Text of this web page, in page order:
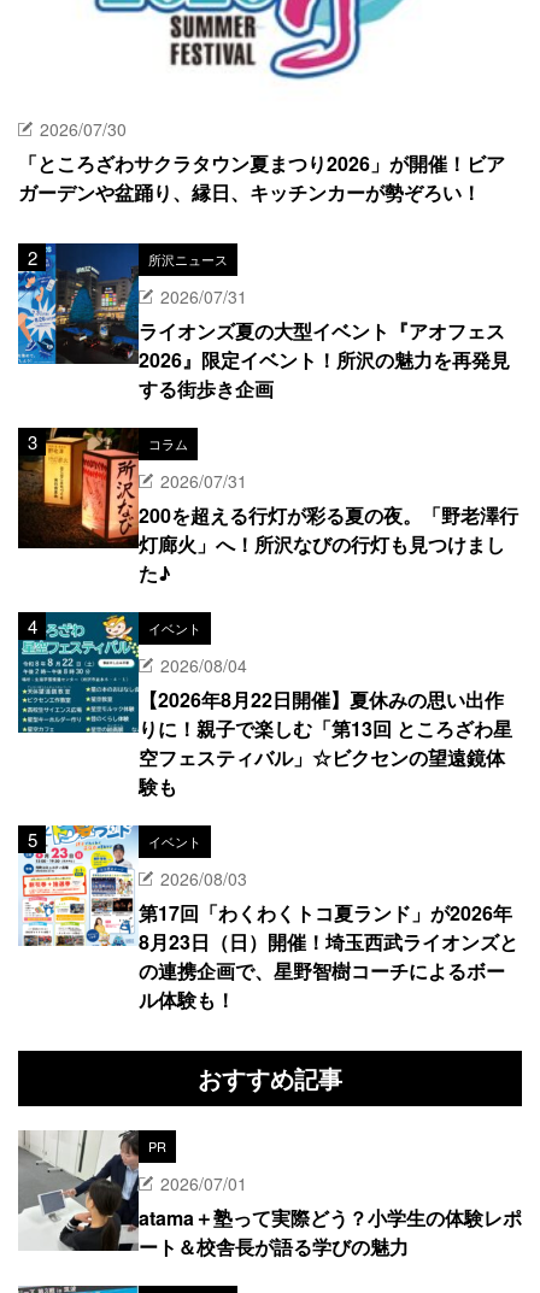
2026/07/30
「ところざわサクラタウン夏まつり2026」が開催！ビア
ガーデンや盆踊り、縁日、キッチンカーが勢ぞろい！
所沢ニュース
2026/07/31
ライオンズ夏の大型イベント『アオフェス
2026』限定イベント！所沢の魅力を再発見
する街歩き企画
コラム
2026/07/31
200を超える行灯が彩る夏の夜。「野老澤行
灯廊火」へ！所沢なびの行灯も見つけまし
た♪
イベント
2026/08/04
【2026年8月22日開催】夏休みの思い出作
りに！親子で楽しむ「第13回 ところざわ星
空フェスティバル」☆ビクセンの望遠鏡体
験も
イベント
2026/08/03
第17回「わくわくトコ夏ランド」が2026年
8月23日（日）開催！埼玉西武ライオンズと
の連携企画で、星野智樹コーチによるボー
ル体験も！
おすすめ記事
PR
2026/07/01
atama＋塾って実際どう？小学生の体験レポ
ート＆校舎長が語る学びの魅力